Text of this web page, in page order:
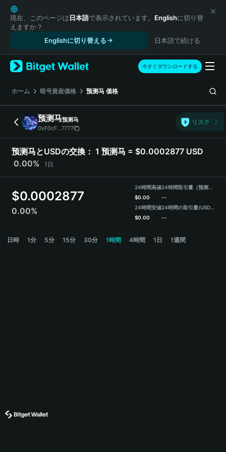
English
日本語
Tiếng Việt
Español (Latinoamérica)
Türkçe
Français
Deutsch
简体中文
繁體中文
Português (Portugal)
Bahasa Indonesia
ภาษาไทย
हिन्दी
Español
Português (Brasil)
現在、このページは日本語で表示されています。 Englishに切り替
えますか？
Englishに切り替える
日本語で続ける
今すぐダウンロードする
ホーム 暗号資産価格 预测马 価格
预测马预测马
0xF0cF...7777
リスク
预测马とUSDの交換： 1 预测马 = $0.0002877 USD
0.00%
1日
$0.0002877
0.00%
24時間高値
$0.00
24時間安値
$0.00
24時間取引量（预测马）
--
24時間の取引量(USDT)
--
日時 1分 5分 15分 30分 1時間 4時間 1日 1週間